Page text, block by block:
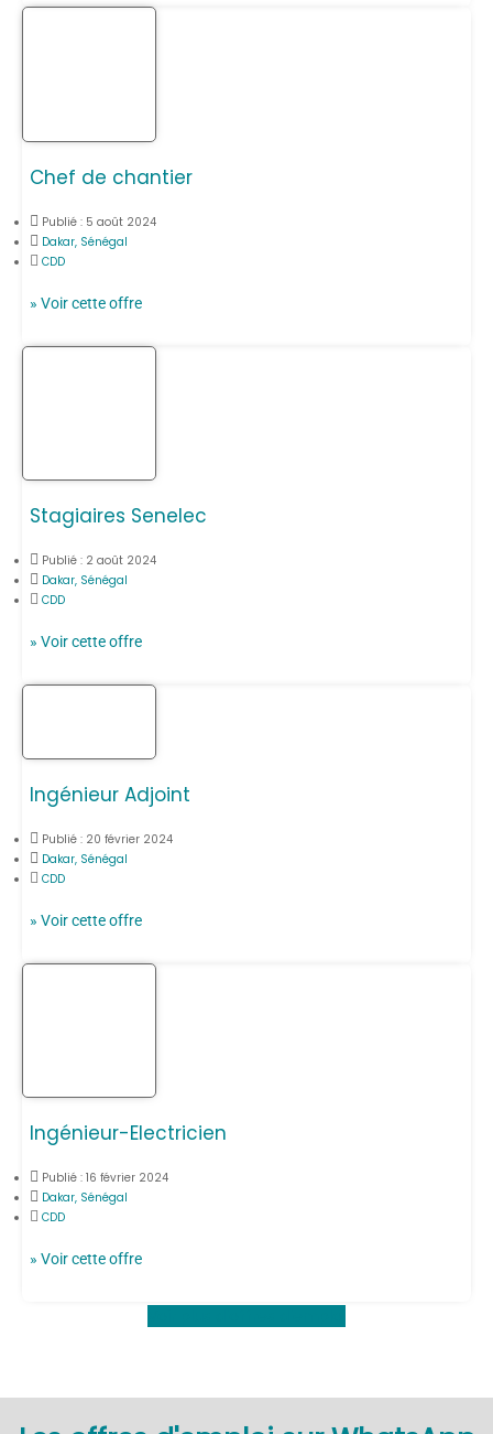
Chef de chantier
Publié : 5 août 2024
Dakar, Sénégal
CDD
» Voir cette offre
Stagiaires Senelec
Publié : 2 août 2024
Dakar, Sénégal
CDD
» Voir cette offre
Ingénieur Adjoint
Publié : 20 février 2024
Dakar, Sénégal
CDD
» Voir cette offre
Ingénieur-Electricien
Publié : 16 février 2024
Dakar, Sénégal
CDD
» Voir cette offre